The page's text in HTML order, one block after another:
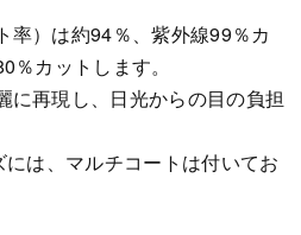
率）は約94％、紫外線99％カ
％カットします。
に再現し、日光からの目の負担
は、マルチコートは付いてお